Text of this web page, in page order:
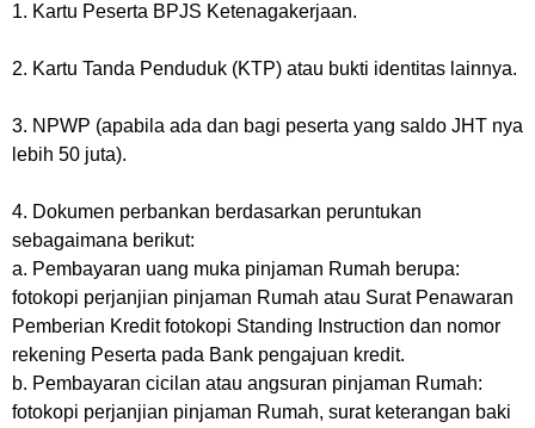
1. Kartu Peserta BPJS Ketenagakerjaan.
2. Kartu Tanda Penduduk (KTP) atau bukti identitas lainnya.
3. NPWP (apabila ada dan bagi peserta yang saldo JHT nya
lebih 50 juta).
4. Dokumen perbankan berdasarkan peruntukan
sebagaimana berikut:
a. Pembayaran uang muka pinjaman Rumah berupa:
fotokopi perjanjian pinjaman Rumah atau Surat Penawaran
Pemberian Kredit fotokopi Standing Instruction dan nomor
rekening Peserta pada Bank pengajuan kredit.
b. Pembayaran cicilan atau angsuran pinjaman Rumah:
fotokopi perjanjian pinjaman Rumah, surat keterangan baki